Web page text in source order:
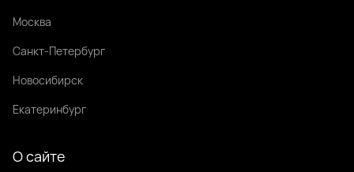
Москва
Санкт-Петербург
Новосибирск
Екатеринбург
О сайте